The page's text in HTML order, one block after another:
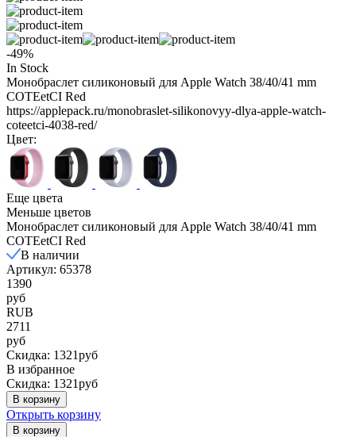
-49%
In Stock
Монобраслет силиконовый для Apple Watch 38/40/41 mm
COTEetCI Red
https://applepack.ru/monobraslet-silikonovyy-dlya-apple-watch-
coteetci-4038-red/
Цвет:
Еще цвета
Меньше цветов
Монобраслет силиконовый для Apple Watch 38/40/41 mm
COTEetCI Red
В наличии
Артикул: 65378
1390
руб
RUB
2711
руб
Скидка: 1321руб
В избранное
Скидка: 1321руб
В корзину
Открыть корзину
В корзину